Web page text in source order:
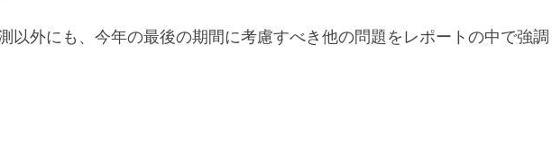
以外にも、今年の最後の期間に考慮すべき他の問題をレポートの中で強